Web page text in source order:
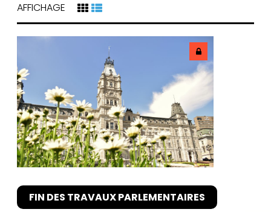
AFFICHAGE
FIN DES TRAVAUX PARLEMENTAIRES